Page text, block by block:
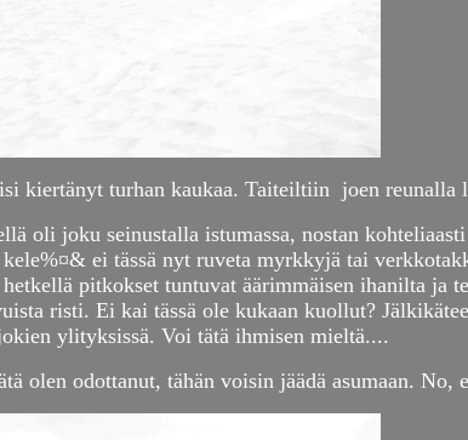
kiertänyt turhan kaukaa. Taiteiltiin joen
oli joku seinustalla istumassa, nostan
ei tässä nyt ruveta myrkkyjä tai
pitkokset tuntuvat äärimmäisen ihanilta
risti. Ei kai tässä ole kukaan kuollut?
ylityksissä. Voi tätä ihmisen mieltä....
olen odottanut, tähän voisin jäädä asumaan. No,